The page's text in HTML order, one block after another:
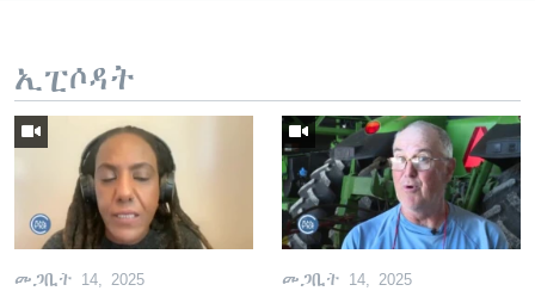
ኢፒሶዳት
መጋቢት 14, 2025 መጋቢት 14, 2025